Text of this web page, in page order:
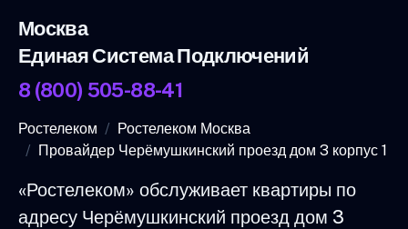
Москва
Единая Система Подключений
8 (800) 505-88-41
Ростелеком
Ростелеком Москва
Провайдер Черёмушкинский проезд дом 3 корпус 1
«Ростелеком» обслуживает квартиры по
адресу Черёмушкинский проезд дом 3